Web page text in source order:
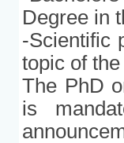
Degree in
-Scientific
topic of
The PhD
is